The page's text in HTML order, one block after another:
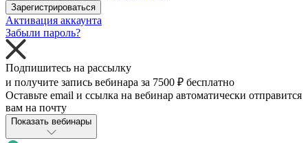
Зарегистрироваться
Активация аккаунта
Забыли пароль?
Подпишитесь на рассылку
и получите запись вебинара за 7500 ₽ бесплатно
Оставьте email и ссылка на вебинар автоматически отправится
вам на почту
Показать вебинары